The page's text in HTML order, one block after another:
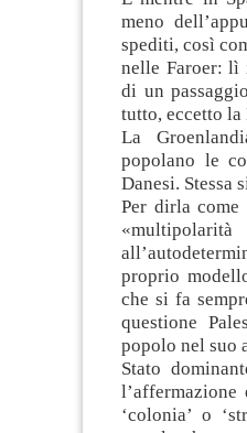
meno
spediti, così
nelle Faroer: lì
di un
tutto, eccetto la
La
popolano le
Danesi. Stessa
Per dirla
proprio
che si fa
questione
popolo nel suo
Stato
‘colonia’ o